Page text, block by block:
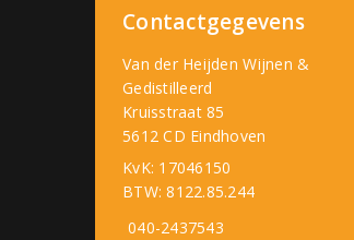
Contactgegevens
Van der Heijden Wijnen &
Gedistilleerd
Kruisstraat 85
5612 CD Eindhoven
KvK: 17046150
BTW: 8122.85.244
040-2437543